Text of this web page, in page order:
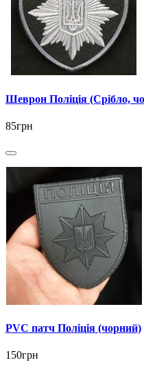
Шеврон Поліція (Срібло,
85грн
PVC патч Поліція (чорний)
150грн